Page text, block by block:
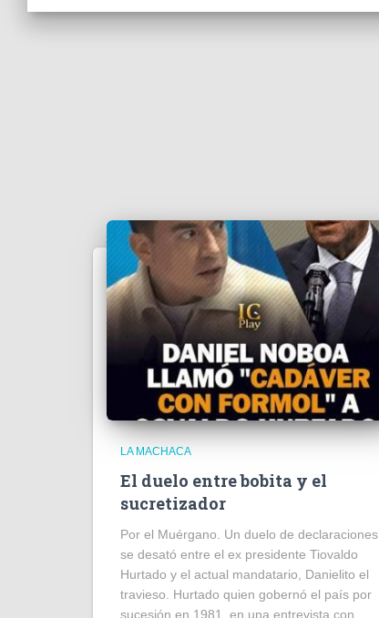
LA MACHACA
El duelo entre bobita y el
sucretizador
Por el Muérgano. Un duelo de declaraciones
se desató entre el ex presidente Tiovaldo
Hurtado y el actual mandatario, Danielito el
travieso. Hurtado quien gobernó el país por
sucesión en 1981, en una entrevista con